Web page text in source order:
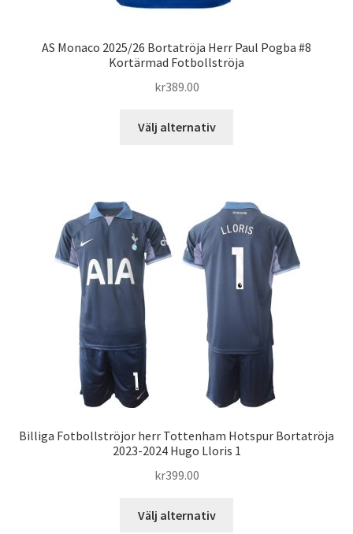
AS Monaco 2025/26 Bortatröja Herr Paul Pogba #8
Kortärmad Fotbollströja
kr389.00
Välj alternativ
varianter.
De
olika
alternativen
kan
produktsidan
Billiga Fotbollströjor herr Tottenham Hotspur Bortatröja
2023-2024 Hugo Lloris 1
kr399.00
Välj alternativ